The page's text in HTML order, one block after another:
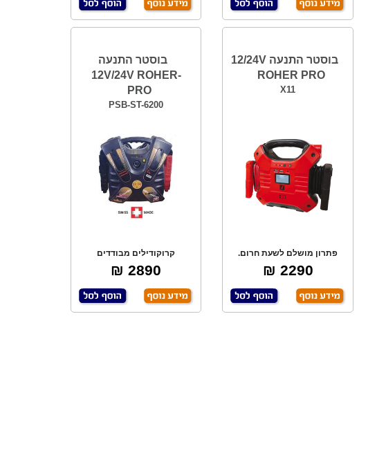
בוסטר התנעה 12/24V
ROHER PRO
X11
פתרון מושלם לשעת חרום.
להתנעת רכבים, אופ
2290 ₪
בוסטר התנעה
12V/24V ROHER-
PRO
PSB-ST-6200
קרוקודילים מבודדים
מקצועיים. תצוגת חיו
2890 ₪